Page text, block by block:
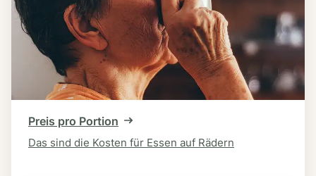
Preis pro Portion
Das sind die Kosten für Essen auf Rädern